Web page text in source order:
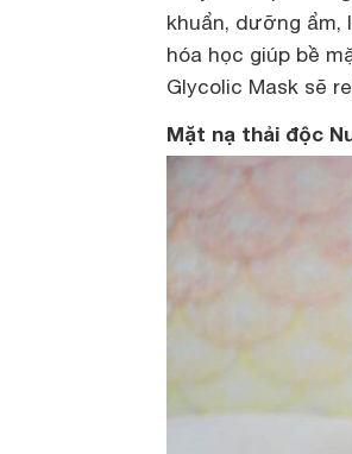
khuẩn, dưỡng ẩm,
hóa học giúp bề
Glycolic Mask sẽ
Mặt nạ thải độc